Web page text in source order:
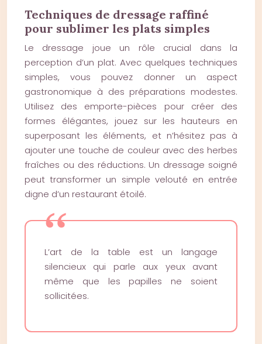
Techniques de dressage raffiné
pour sublimer les plats simples
Le dressage joue un rôle crucial dans la
perception d’un plat. Avec quelques techniques
simples, vous pouvez donner un aspect
gastronomique à des préparations modestes.
Utilisez des emporte-pièces pour créer des
formes élégantes, jouez sur les hauteurs en
superposant les éléments, et n’hésitez pas à
ajouter une touche de couleur avec des herbes
fraîches ou des réductions. Un dressage soigné
peut transformer un simple velouté en entrée
digne d’un restaurant étoilé.
L’art de la table est un langage
silencieux qui parle aux yeux avant
même que les papilles ne soient
sollicitées.